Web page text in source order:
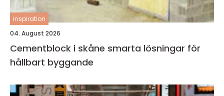
inspiration
04. August 2026
Cementblock i skåne smarta lösningar för
hållbart byggande